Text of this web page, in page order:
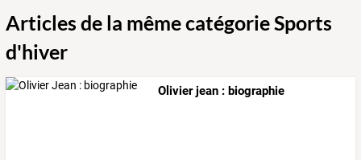
Articles de la même catégorie Sports
d'hiver
Olivier jean : biographie